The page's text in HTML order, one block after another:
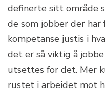
definerte sitt område
de som jobber der
kompetanse justis i
det er så viktig å
utsettes for det. Mer
rustet i arbeidet mot